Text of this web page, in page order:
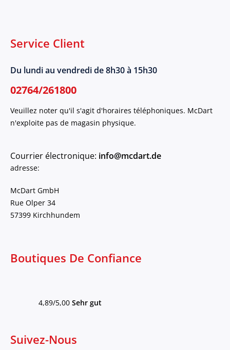
Service Client
Du lundi au vendredi de 8h30 à 15h30
02764/261800
Veuillez noter qu'il s'agit d'horaires téléphoniques. McDart
n'exploite pas de magasin physique.
Courrier électronique: info@mcdart.de
adresse:
McDart GmbH
Rue Olper 34
57399 Kirchhundem
Boutiques De Confiance
4,89/5,00 Sehr gut
Suivez-Nous